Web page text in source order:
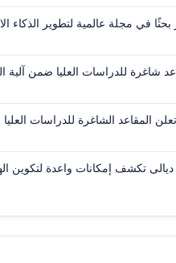
في مجلة عالمية لتطوير الذكاء
شاغرة للدراسات العليا ضمن آلية
الشاغرة للدراسات العليا للعام
ديالى تكشف إمكانات واعدة